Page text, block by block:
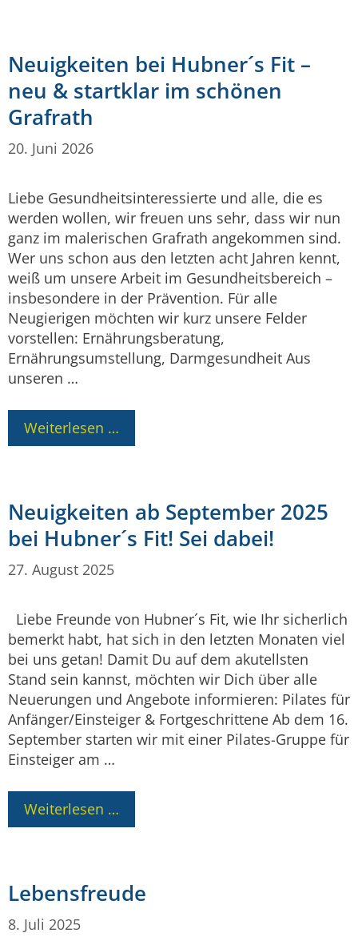
Neuigkeiten bei Hubner´s Fit –
neu & startklar im schönen
Grafrath
20. Juni 2026
Liebe Gesundheitsinteressierte und alle, die es
werden wollen, wir freuen uns sehr, dass wir nun
ganz im malerischen Grafrath angekommen sind.
Wer uns schon aus den letzten acht Jahren kennt,
weiß um unsere Arbeit im Gesundheitsbereich –
insbesondere in der Prävention. Für alle
Neugierigen möchten wir kurz unsere Felder
vorstellen: Ernährungsberatung,
Ernährungsumstellung, Darmgesundheit Aus
unseren …
Weiterlesen …
Neuigkeiten ab September 2025
bei Hubner´s Fit! Sei dabei!
27. August 2025
Liebe Freunde von Hubner´s Fit, wie Ihr sicherlich
bemerkt habt, hat sich in den letzten Monaten viel
bei uns getan! Damit Du auf dem akutellsten
Stand sein kannst, möchten wir Dich über alle
Neuerungen und Angebote informieren: Pilates für
Anfänger/Einsteiger & Fortgeschrittene Ab dem 16.
September starten wir mit einer Pilates-Gruppe für
Einsteiger am …
Weiterlesen …
Lebensfreude
8. Juli 2025